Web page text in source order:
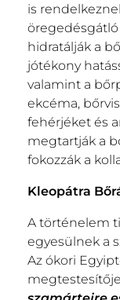
is
öregedésgátló
hidratálják a
jótékony
valamint a
ekcéma,
fehérjéket és
megtartják a
fokozzák a
Kleopátra
A történelem
egyesülnek a
Az ókori